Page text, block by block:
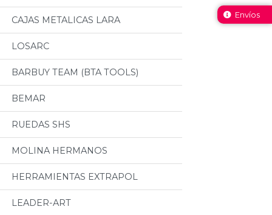
CAJAS METALICAS LARA
LOSARC
BARBUY TEAM (BTA TOOLS)
BEMAR
RUEDAS SHS
MOLINA HERMANOS
HERRAMIENTAS EXTRAPOL
LEADER-ART
Envíos